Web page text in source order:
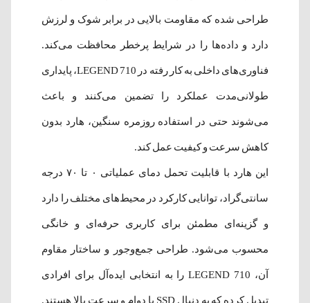
طراحی شده که مقاومت بالایی در برابر شوک و لرزش
دارد و داده‌ها را در شرایط پرخطر محافظت می‌کند.
فناوری‌های داخلی به کار رفته در LEGEND 710، پایداری
طولانی‌مدت عملکرد را تضمین می‌کنند و باعث
می‌شوند حتی در استفاده روزمره سنگین، هارد بدون
کاهش سرعت و کیفیت عمل کند.
این هارد با قابلیت تحمل دمای عملیاتی ۰ تا ۷۰ درجه
سانتی‌گراد، توانایی کارکرد در محیط‌های مختلف را دارد
و گزینه‌ای مطمئن برای کاربری حرفه‌ای و خانگی
محسوب می‌شود. طراحی جمع‌وجور و ساختار مقاوم
آن، LEGEND 710 را به انتخابی ایده‌آل برای افرادی
تبدیل کرده که به دنبال SSD با دوام و سرعت بالا هستند.